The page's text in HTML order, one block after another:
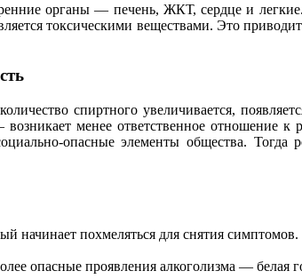
органы — печень, ЖКТ, сердце и
токсическими веществами. Это
спиртного увеличивается,
менее ответственное отношение к
опасные элементы общества. Тогда
начинает похмеляться для снятия
опасные проявления алкоголизма — белая